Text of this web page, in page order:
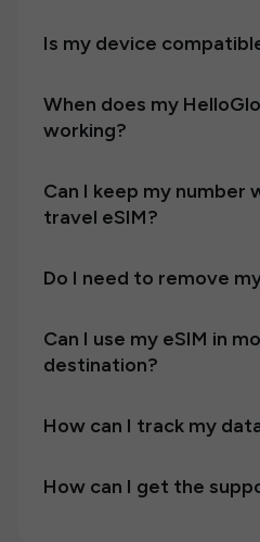
Is my device
When does my
working?
Can I keep my number
travel eSIM?
Do I need to remove
Can I use my eSIM in
destination?
How can I track my
How can I get the